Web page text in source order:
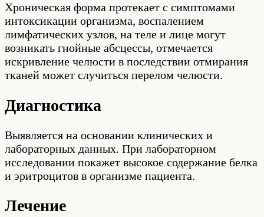
Хроническая форма протекает с симптомами
интоксикации организма, воспалением
лимфатических узлов, на теле и лице могут
возникать гнойные абсцессы, отмечается
искривление челюсти в последствии отмирания
тканей может случиться перелом челюсти.
Диагностика
Выявляется на основании клинических и
лабораторных данных. При лабораторном
исследовании покажет высокое содержание белка
и эритроцитов в организме пациента.
Лечение